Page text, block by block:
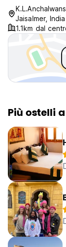
Jaisalmer, India
1.1km dal
Più ostelli